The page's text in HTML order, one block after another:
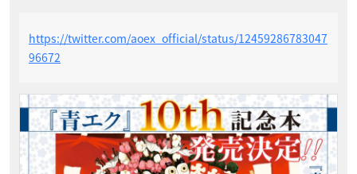
https://twitter.com/aoex_official/status/12459286783047
96672